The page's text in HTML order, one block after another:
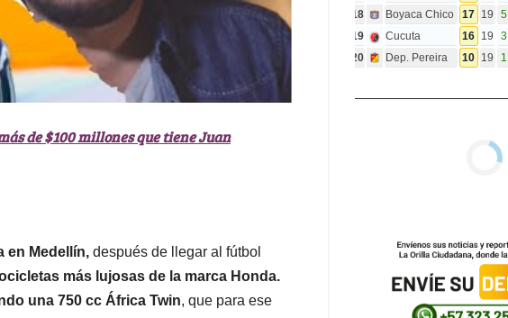
de $100 millones que tiene Juan
en Medellín, después de llegar al fútbol
más lujosas de la marca Honda.
una 750 cc África Twin, que para ese
18 Boyaca Chico 17 19 5
19
Cucuta 16 19 3
20
Dep. Pereira 10 19 1